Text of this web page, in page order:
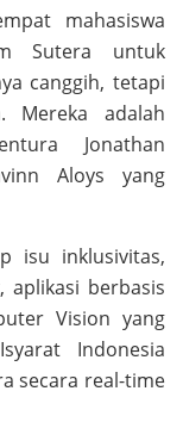
mahasiswa
Sutera untuk
canggih, tetapi
Mereka adalah
Jonathan
Aloys yang
isu inklusivitas,
aplikasi berbasis
Vision yang
Indonesia
secara real-time